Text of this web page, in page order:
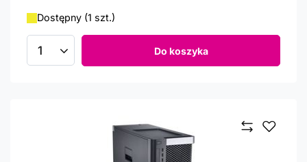
Dostępny (1 szt.)
Ilość produktów Do koszyka